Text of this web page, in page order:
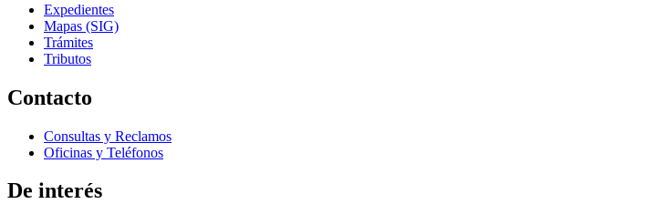
Expedientes
Mapas (SIG)
Trámites
Tributos
Contacto
Consultas y Reclamos
Oficinas y Teléfonos
De interés